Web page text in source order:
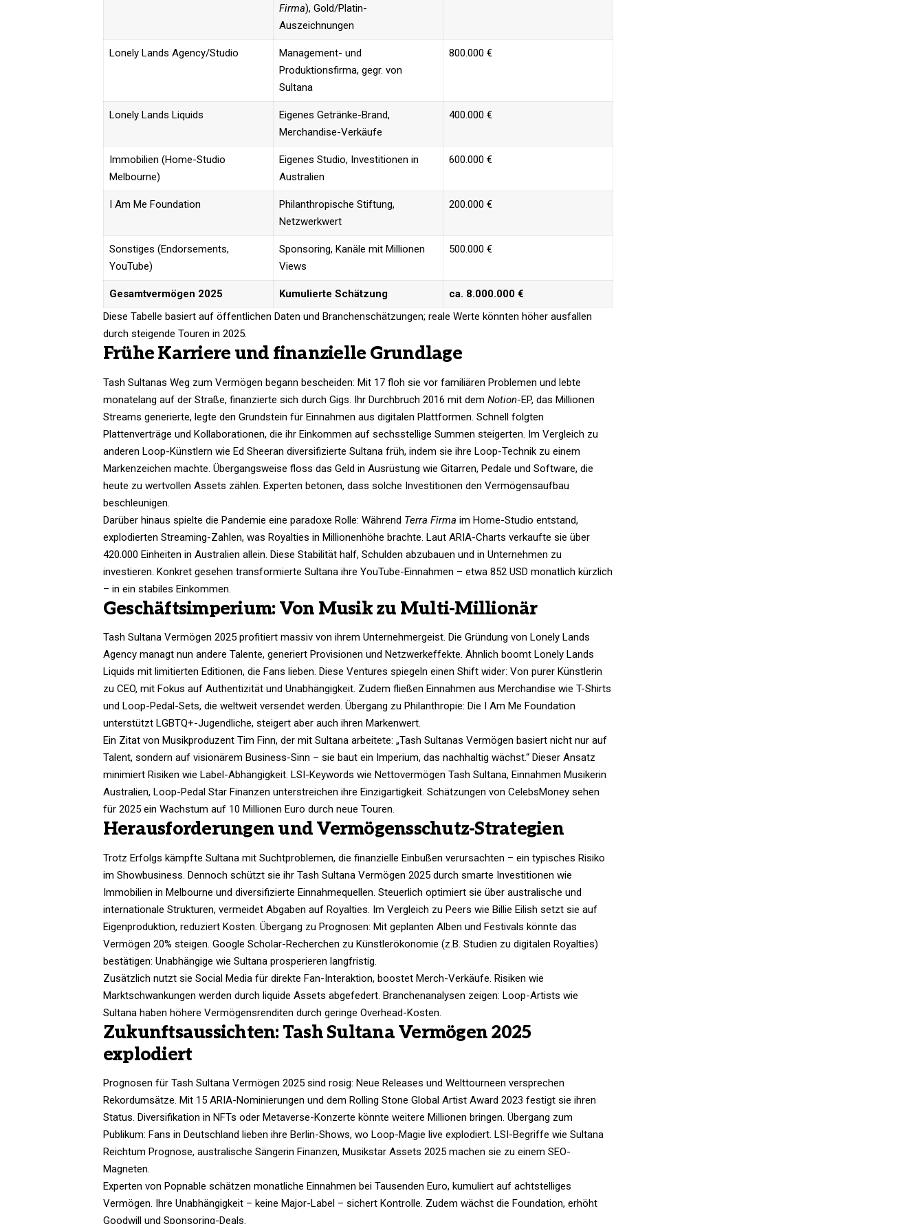
Firma), Gold/Platin-
Auszeichnungen
Lonely Lands Agency/Studio
Management- und
Produktionsfirma, gegr. von
Sultana
800.000 € ​
Lonely Lands Liquids
Eigenes Getränke-Brand,
Merchandise-Verkäufe
400.000 € ​
Immobilien (Home-Studio
Melbourne)
Eigenes Studio, Investitionen in
Australien
600.000 €
I Am Me Foundation
Philanthropische Stiftung,
Netzwerkwert
200.000 € ​
Sonstiges (Endorsements,
YouTube)
Sponsoring, Kanäle mit Millionen
Views
500.000 € ​
Gesamtvermögen 2025 Kumulierte Schätzung
ca. 8.000.000 €
Diese Tabelle basiert auf öffentlichen Daten und Branchenschätzungen; reale Werte könnten höher ausfallen
durch steigende Touren in 2025.​
Frühe Karriere und finanzielle Grundlage
Tash Sultanas Weg zum Vermögen begann bescheiden: Mit 17 floh sie vor familiären Problemen und lebte
monatelang auf der Straße, finanzierte sich durch Gigs. Ihr Durchbruch 2016 mit dem Notion-EP, das Millionen
Streams generierte, legte den Grundstein für Einnahmen aus digitalen Plattformen. Schnell folgten
Plattenverträge und Kollaborationen, die ihr Einkommen auf sechsstellige Summen steigerten. Im Vergleich zu
anderen Loop-Künstlern wie Ed Sheeran diversifizierte Sultana früh, indem sie ihre Loop-Technik zu einem
Markenzeichen machte. Übergangsweise floss das Geld in Ausrüstung wie Gitarren, Pedale und Software, die
heute zu wertvollen Assets zählen. Experten betonen, dass solche Investitionen den Vermögensaufbau
beschleunigen.​
Darüber hinaus spielte die Pandemie eine paradoxe Rolle: Während Terra Firma im Home-Studio entstand,
explodierten Streaming-Zahlen, was Royalties in Millionenhöhe brachte. Laut ARIA-Charts verkaufte sie über
420.000 Einheiten in Australien allein. Diese Stabilität half, Schulden abzubauen und in Unternehmen zu
investieren. Konkret gesehen transformierte Sultana ihre YouTube-Einnahmen – etwa 852 USD monatlich kürzlich
– in ein stabiles Einkommen.​
Geschäftsimperium: Von Musik zu Multi-Millionär
Tash Sultana Vermögen 2025 profitiert massiv von ihrem Unternehmergeist. Die Gründung von Lonely Lands
Agency managt nun andere Talente, generiert Provisionen und Netzwerkeffekte. Ähnlich boomt Lonely Lands
Liquids mit limitierten Editionen, die Fans lieben. Diese Ventures spiegeln einen Shift wider: Von purer Künstlerin
zu CEO, mit Fokus auf Authentizität und Unabhängigkeit. Zudem fließen Einnahmen aus Merchandise wie T-Shirts
und Loop-Pedal-Sets, die weltweit versendet werden. Übergang zu Philanthropie: Die I Am Me Foundation
unterstützt LGBTQ+-Jugendliche, steigert aber auch ihren Markenwert.​
Ein Zitat von Musikproduzent Tim Finn, der mit Sultana arbeitete: „Tash Sultanas Vermögen basiert nicht nur auf
Talent, sondern auf visionärem Business-Sinn – sie baut ein Imperium, das nachhaltig wächst.“ Dieser Ansatz
minimiert Risiken wie Label-Abhängigkeit. LSI-Keywords wie Nettovermögen Tash Sultana, Einnahmen Musikerin
Australien, Loop-Pedal Star Finanzen unterstreichen ihre Einzigartigkeit. Schätzungen von CelebsMoney sehen
für 2025 ein Wachstum auf 10 Millionen Euro durch neue Touren.​
Herausforderungen und Vermögensschutz-Strategien
Trotz Erfolgs kämpfte Sultana mit Suchtproblemen, die finanzielle Einbußen verursachten – ein typisches Risiko
im Showbusiness. Dennoch schützt sie ihr Tash Sultana Vermögen 2025 durch smarte Investitionen wie
Immobilien in Melbourne und diversifizierte Einnahmequellen. Steuerlich optimiert sie über australische und
internationale Strukturen, vermeidet Abgaben auf Royalties. Im Vergleich zu Peers wie Billie Eilish setzt sie auf
Eigenproduktion, reduziert Kosten. Übergang zu Prognosen: Mit geplanten Alben und Festivals könnte das
Vermögen 20% steigen. Google Scholar-Recherchen zu Künstlerökonomie (z.B. Studien zu digitalen Royalties)
bestätigen: Unabhängige wie Sultana prosperieren langfristig.​
Zusätzlich nutzt sie Social Media für direkte Fan-Interaktion, boostet Merch-Verkäufe. Risiken wie
Marktschwankungen werden durch liquide Assets abgefedert. Branchenanalysen zeigen: Loop-Artists wie
Sultana haben höhere Vermögensrenditen durch geringe Overhead-Kosten.​
Zukunftsaussichten: Tash Sultana Vermögen 2025
explodiert
Prognosen für Tash Sultana Vermögen 2025 sind rosig: Neue Releases und Welttourneen versprechen
Rekordumsätze. Mit 15 ARIA-Nominierungen und dem Rolling Stone Global Artist Award 2023 festigt sie ihren
Status. Diversifikation in NFTs oder Metaverse-Konzerte könnte weitere Millionen bringen. Übergang zum
Publikum: Fans in Deutschland lieben ihre Berlin-Shows, wo Loop-Magie live explodiert. LSI-Begriffe wie Sultana
Reichtum Prognose, australische Sängerin Finanzen, Musikstar Assets 2025 machen sie zu einem SEO-
Magneten.​
Experten von Popnable schätzen monatliche Einnahmen bei Tausenden Euro, kumuliert auf achtstelliges
Vermögen. Ihre Unabhängigkeit – keine Major-Label – sichert Kontrolle. Zudem wächst die Foundation, erhöht
Goodwill und Sponsoring-Deals.​